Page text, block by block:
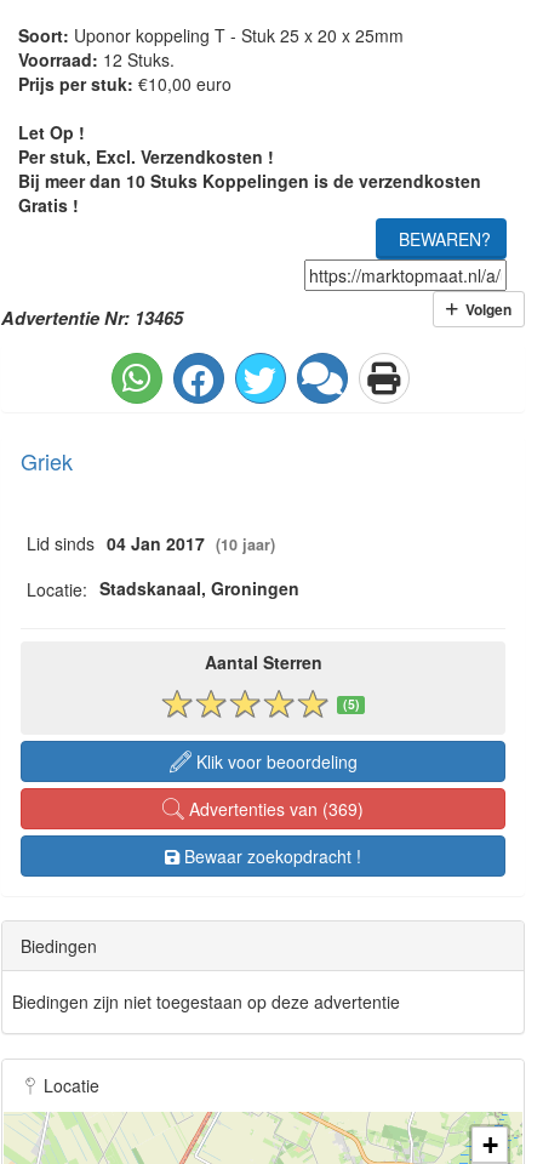
Soort: Uponor koppeling T - Stuk 25 x 20 x 25mm
Voorraad: 12 Stuks.
Prijs per stuk: €10,00 euro
Let Op !
Per stuk, Excl. Verzendkosten !
Bij meer dan 10 Stuks Koppelingen is de verzendkosten
Gratis !
BEWAREN?
Advertentie Nr: 13465 Volgen
Griek
Lid sinds 04 Jan 2017 (10 jaar)
Locatie: Stadskanaal, Groningen
Aantal Sterren
(5)
Klik voor beoordeling
Advertenties van (369)
Bewaar zoekopdracht !
Biedingen
Biedingen zijn niet toegestaan op deze advertentie
Locatie
+